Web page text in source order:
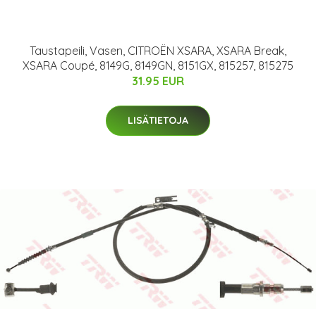
Taustapeili, Vasen, CITROËN XSARA, XSARA Break,
XSARA Coupé, 8149G, 8149GN, 8151GX, 815257, 815275
31.95 EUR
LISÄTIETOJA